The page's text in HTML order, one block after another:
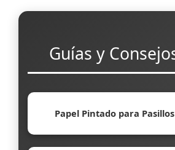
Guías y
Papel Pintado para